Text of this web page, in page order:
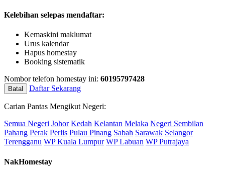
Kelebihan selepas mendaftar:
Kemaskini maklumat
Urus kalendar
Hapus homestay
Booking sistematik
Nombor telefon homestay ini: 60195797428
Batal Daftar Sekarang
Carian Pantas Mengikut Negeri:
Semua Negeri Johor Kedah Kelantan Melaka Negeri Sembilan
Pahang Perak Perlis Pulau Pinang Sabah Sarawak Selangor
Terengganu WP Kuala Lumpur WP Labuan WP Putrajaya
NakHomestay